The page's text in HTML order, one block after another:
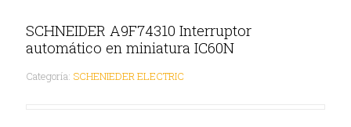
SCHNEIDER A9F74310 Interruptor
automático en miniatura IC60N
Categoría: SCHENIEDER ELECTRIC